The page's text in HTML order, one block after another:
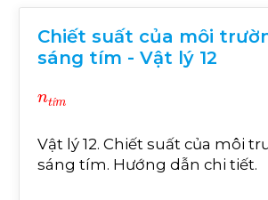
Chiết suất của môi
sáng tím - Vật lý 12
Vật lý 12. Chiết suất của môi
sáng tím. Hướng dẫn chi tiết.